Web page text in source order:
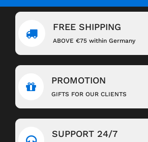
FREE SHIPPING
ABOVE €75 within Germany
PROMOTION
GIFTS FOR OUR CLIENTS
SUPPORT 24/7